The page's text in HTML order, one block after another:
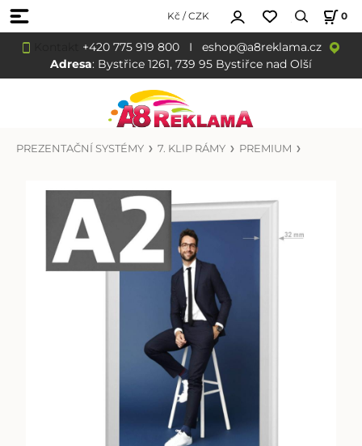
Kč / CZK 0
+420 775 919 800I
eshop@a8reklama.cz
Adresa: Bystřice 1261, 739 95 Bystiřce nad Olší
PREZENTAČNÍ SYSTÉMY 7. KLIP RÁMY PREMIUM